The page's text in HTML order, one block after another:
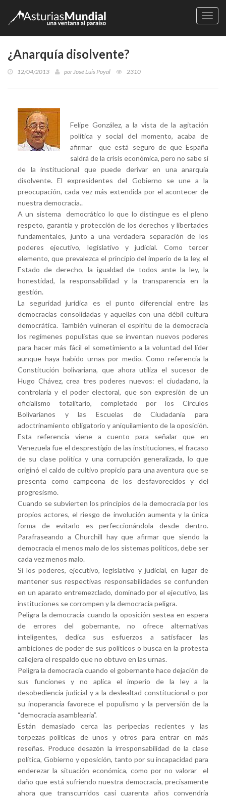
¿Anarquía disolvente?
12/04/2013 porJosé Luis Poyal 2310
Felipe González, a la vista de la agitación
política y social del momento, acaba de
afirmar que está seguro de que España
saldrá de la crisis económica, pero no sabe si
de la institucional que puede derivar en una anarquía
disolvente. El expresidentes del Gobierno se une a la
preocupación, cada vez más extendida por el acontecer de
nuestra democracia..
A un sistema democrático lo que lo distingue es el pleno
respeto, garantía y protección de los derechos y libertades
fundamentales, junto a una verdadera separación de los
poderes ejecutivo, legislativo y judicial. Como tercer
elemento, que prevalezca el principio del imperio de la ley, el
Estado de derecho, la igualdad de todos ante la ley, la
honestidad, la responsabilidad y la transparencia en la
gestión.
La seguridad jurídica es el punto diferencial entre las
democracias consolidadas y aquellas con una débil cultura
democrática. También vulneran el espíritu de la democracia
los regímenes populistas que se inventan nuevos poderes
para hacer más fácil el sometimiento a la voluntad del líder
aunque haya habido urnas por medio. Como referencia la
Constitución bolivariana, que ahora utiliza el sucesor de
Hugo Chávez, crea tres poderes nuevos: el ciudadano, la
controlaría y el poder electoral, que son expresión de un
oficialismo totalitario, completado por los Círculos
Bolivarianos y las Escuelas de Ciudadanía para
adoctrinamiento obligatorio y aniquilamiento de la oposición.
Esta referencia viene a cuento para señalar que en
Venezuela fue el desprestigio de las instituciones, el fracaso
de su clase política y una corrupción generalizada, lo que
originó el caldo de cultivo propicio para una aventura que se
presenta como campeona de los desfavorecidos y del
progresismo.
Cuando se subvierten los principios de la democracia por los
propios actores, el riesgo de involución aumenta y la única
forma de evitarlo es perfeccionándola desde dentro.
Parafraseando a Churchill hay que afirmar que siendo la
democracia el menos malo de los sistemas políticos, debe ser
cada vez menos malo.
Si los poderes, ejecutivo, legislativo y judicial, en lugar de
mantener sus respectivas responsabilidades se confunden
en un aparato entremezclado, dominado por el ejecutivo, las
instituciones se corrompen y la democracia peligra.
Peligra la democracia cuando la oposición sestea en espera
de errores del gobernante, no ofrece alternativas
inteligentes, dedica sus esfuerzos a satisfacer las
ambiciones de poder de sus políticos o busca en la protesta
callejera el respaldo que no obtuvo en las urnas.
Peligra la democracia cuando el gobernante hace dejación de
sus funciones y no aplica el imperio de la ley a la
desobediencia judicial y a la deslealtad constitucional o por
su inoperancia favorece el populismo y la perversión de la
“democracia asamblearia”.
Están demasiado cerca las peripecias recientes y las
torpezas políticas de unos y otros para entrar en más
reseñas. Produce desazón la irresponsabilidad de la clase
política, Gobierno y oposición, tanto por su incapacidad para
enderezar la situación económica, como por no valorar el
daño que está sufriendo nuestra democracia, precisamente
ahora que transcurridos casi cuarenta años convendría